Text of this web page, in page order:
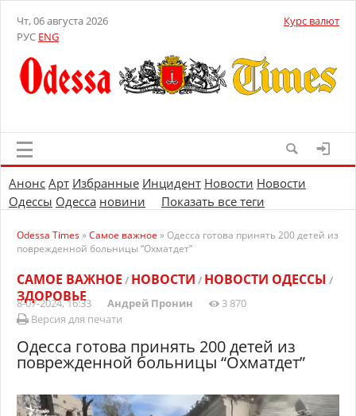
Чт, 06 августа 2026
РУС ENG
Курс валют
Анонс Арт Избранные Инцидент Новости Новости
Одессы Одесса новини Показать все теги
Odessa Times»Самое важное » Одесса готова принять 200 детей из
поврежденной больницы “Охматдет”
САМОЕ ВАЖНОЕ / НОВОСТИ / НОВОСТИ ОДЕССЫ /
ЗДОРОВЬЕ
8-07-2024, 16:33 Андрей Пронин
3 870
Версия для печати
Одесса готова принять 200 детей из
поврежденной больницы “Охматдет”